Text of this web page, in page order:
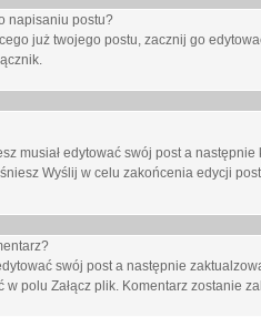
napisaniu postu?
już twojego postu, zacznij go
musiał edytować swój post a
Wyślij w celu zakońcenia edycji
swój post a następnie
w polu Załącz plik. Komentarz zostanie